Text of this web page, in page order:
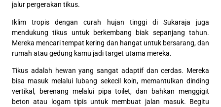
jalur pergerakan tikus.
Iklim tropis dengan curah hujan tinggi di Sukaraja juga
mendukung tikus untuk berkembang biak sepanjang tahun.
Mereka mencari tempat kering dan hangat untuk bersarang, dan
rumah atau gedung kamu jadi target utama mereka.
Tikus adalah hewan yang sangat adaptif dan cerdas. Mereka
bisa masuk melalui lubang sekecil koin, memantulkan dinding
vertikal, berenang melalui pipa toilet, dan bahkan menggigit
beton atau logam tipis untuk membuat jalan masuk. Begitu